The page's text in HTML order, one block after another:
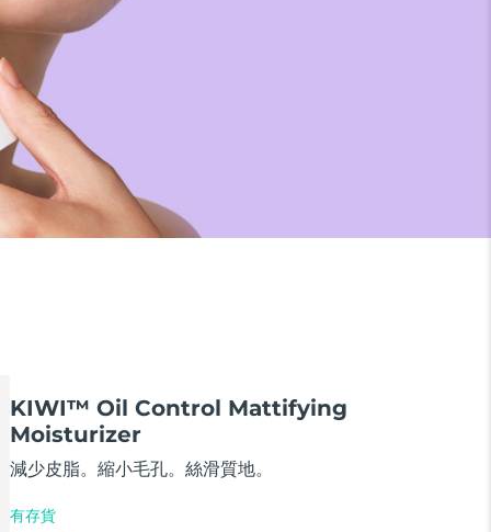
KIWI™ Oil Control Mattifying
Moisturizer
減少皮脂。縮小毛孔。絲滑質地。
有存貨